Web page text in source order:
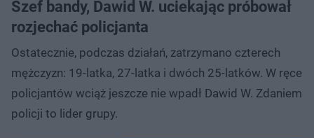
Szef bandy, Dawid W. uciekając próbował
rozjechać policjanta
Ostatecznie, podczas działań, zatrzymano czterech
mężczyzn: 19-latka, 27-latka i dwóch 25-latków. W ręce
policjantów wciąż jeszcze nie wpadł Dawid W. Zdaniem
policji to lider grupy.